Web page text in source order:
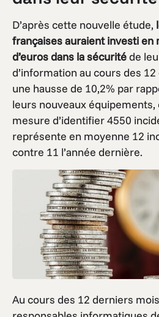
D’après cette nouvelle étude,
françaises auraient investi en
d’euros dans la sécuritéde
d’information au cours des
une hausse de 10,2% par
leurs nouveaux
mesure d’identifier 4550
représente en moyenne 12
contre 11 l’année dernière.
Au cours des 12 derniers